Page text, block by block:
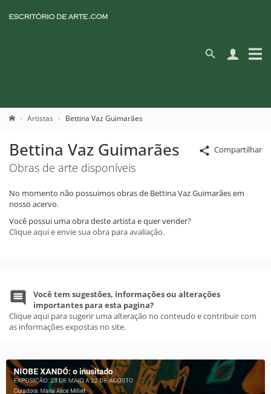
Artistas Bettina Vaz Guimarães
Compartilhar
Bettina Vaz Guimarães
Obras de arte disponíveis
No momento não possuimos obras de Bettina Vaz Guimarães em
nosso acervo.
Você possui uma obra deste artista e quer vender?
Clique aqui e envie sua obra para avaliação.
Você tem sugestões, informações ou alterações
importantes para esta pagina?
Clique aqui para sugerir uma alteração no conteudo e contribuir com
as informações expostas no site.